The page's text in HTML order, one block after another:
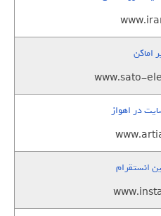
اماکن
www.sato-
در اهواز
انستقرام